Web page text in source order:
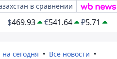
в сравнении
$469.93 €541.64 ₽5.71
сегодня
Все новости